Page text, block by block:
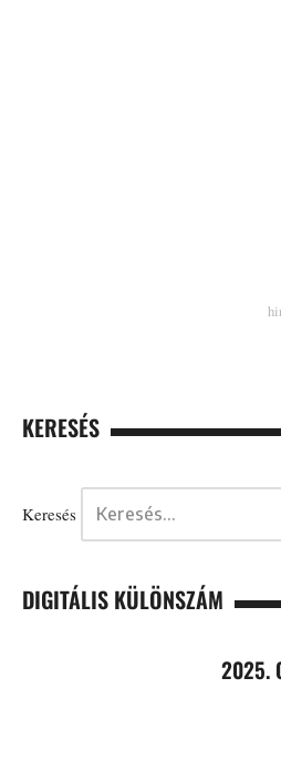
KERESÉS
Keresés
DIGITÁLIS KÜLÖNSZÁM
2025.